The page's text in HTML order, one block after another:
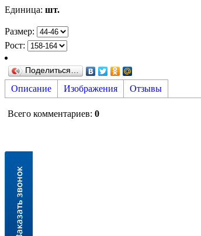
Единица: шт.
Размер:
Рост:
Поделиться…
Описание Изображения Отзывы
Всего комментариев: 0